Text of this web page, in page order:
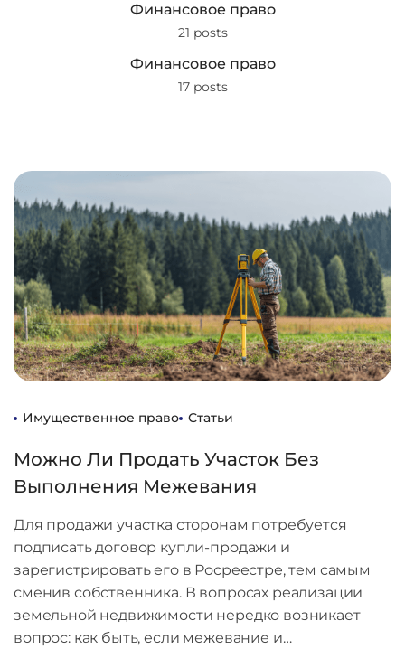
Финансовое право
21 posts
Финансовое право
17 posts
Имущественное право Статьи
Можно Ли Продать Участок Без
Выполнения Межевания
Для продажи участка сторонам потребуется
подписать договор купли-продажи и
зарегистрировать его в Росреестре, тем самым
сменив собственника. В вопросах реализации
земельной недвижимости нередко возникает
вопрос: как быть, если межевание и…